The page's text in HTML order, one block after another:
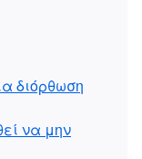
διόρθωση
να μην